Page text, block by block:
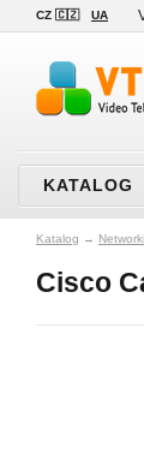
CZ 🇨🇿 UA
KATALOG
Katalog →
Cisco